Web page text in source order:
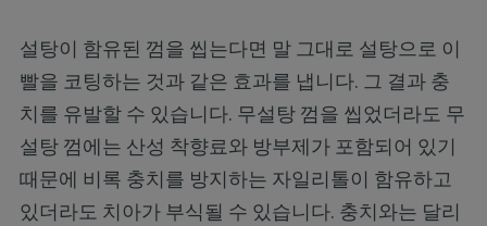
설탕이 함유된 껌을 씹는다면 말 그대로 설탕으로 이
빨을 코팅하는 것과 같은 효과를 냅니다. 그 결과 충
치를 유발할 수 있습니다. 무설탕 껌을 씹었더라도 무
설탕 껌에는 산성 착향료와 방부제가 포함되어 있기
때문에 비록 충치를 방지하는 자일리톨이 함유하고
있더라도 치아가 부식될 수 있습니다. 충치와는 달리